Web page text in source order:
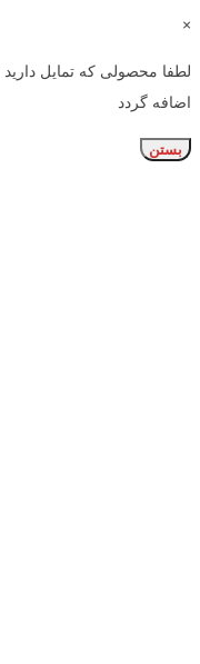
×
لطفا محصولی که تمایل دارید
اضافه گردد
بستن